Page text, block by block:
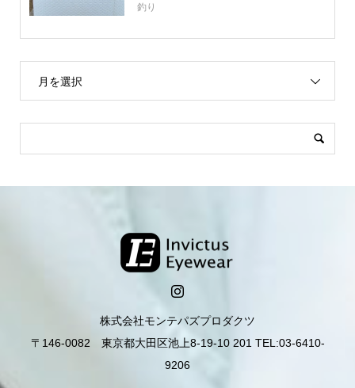
釣り
月を選択
株式会社モンテパズプロダクツ
〒146-0082 東京都大田区池上8-19-10 201 TEL:03-6410-
9206